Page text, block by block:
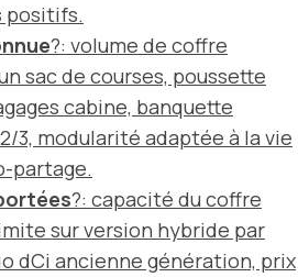
positifs.
?: volume de coffre
sac de courses, poussette
cabine, banquette
3, modularité adaptée à la vie
partage.
?: capacité du coffre
sur version hybride par
dCi ancienne génération, prix